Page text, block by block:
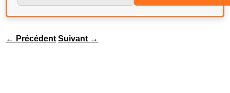
← Précédent Suivant →